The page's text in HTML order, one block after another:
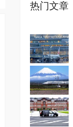
热门文章